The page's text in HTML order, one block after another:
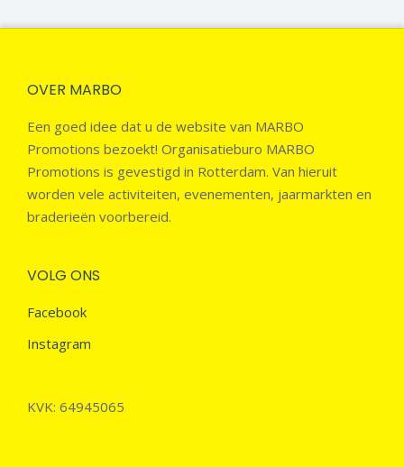
OVER MARBO
Een goed idee dat u de website van MARBO
Promotions bezoekt! Organisatieburo MARBO
Promotions is gevestigd in Rotterdam. Van hieruit
worden vele activiteiten, evenementen, jaarmarkten en
braderieën voorbereid.
VOLG ONS
Facebook
Instagram
KVK: 64945065